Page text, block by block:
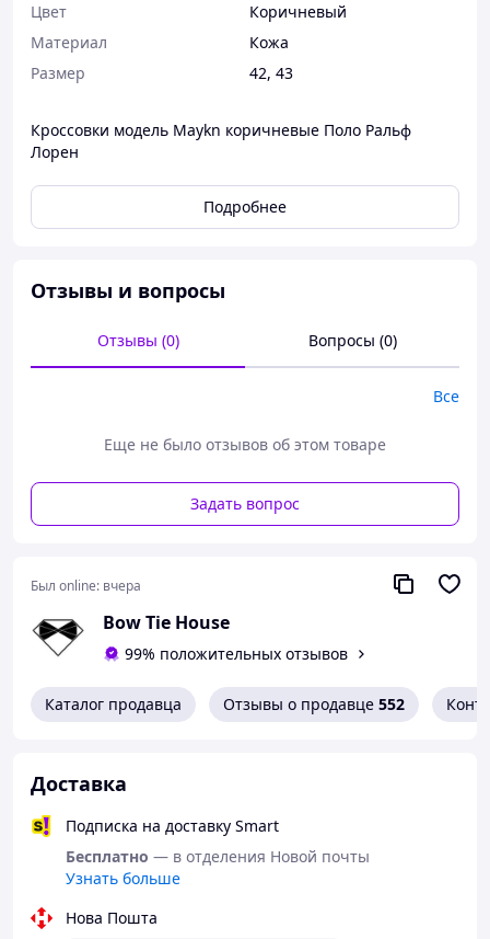
Цвет
Коричневый
Материал
Кожа
Размер
42, 43
Кроссовки модель Maykn коричневые Поло Ральф
Лорен
Подробнее
Отзывы и вопросы
Отзывы (0) Вопросы (0)
Все
Еще не было отзывов об этом товаре
Задать вопрос
Был online: вчера
Bow Tie House
99% положительных отзывов
Каталог продавца Отзывы о продавце 552
Доставка
Подписка на доставку Smart
Бесплатно — в отделения Новой почты
Узнать больше
Нова Пошта